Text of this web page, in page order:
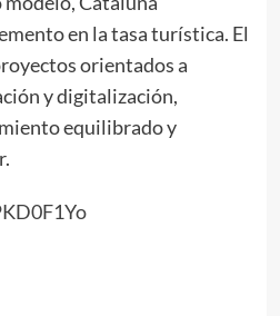
en la tasa turística. El
orientados a
y digitalización,
equilibrado y